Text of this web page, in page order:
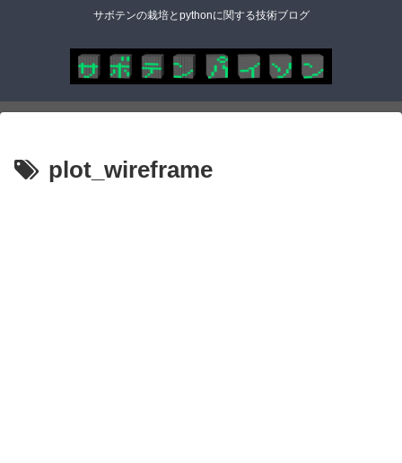
サボテンの栽培とpythonに関する技術ブログ
plot_wireframe